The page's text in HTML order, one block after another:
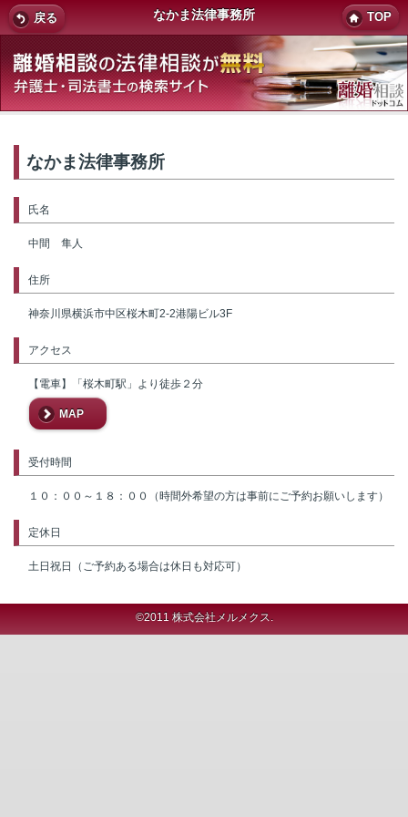
戻る なかま法律事務所 TOP
なかま法律事務所
氏名
中間 隼人
住所
神奈川県横浜市中区桜木町2-2港陽ビル3F
アクセス
【電車】「桜木町駅」より徒歩２分
MAP
受付時間
１０：００～１８：００（時間外希望の方は事前にご予約お願いします）
定休日
土日祝日（ご予約ある場合は休日も対応可）
©2011 株式会社メルメクス.